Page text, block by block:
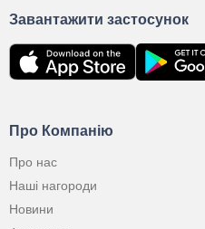
Про Компанію
Про нас
Наші нагороди
Новини
Завантажити застосунок